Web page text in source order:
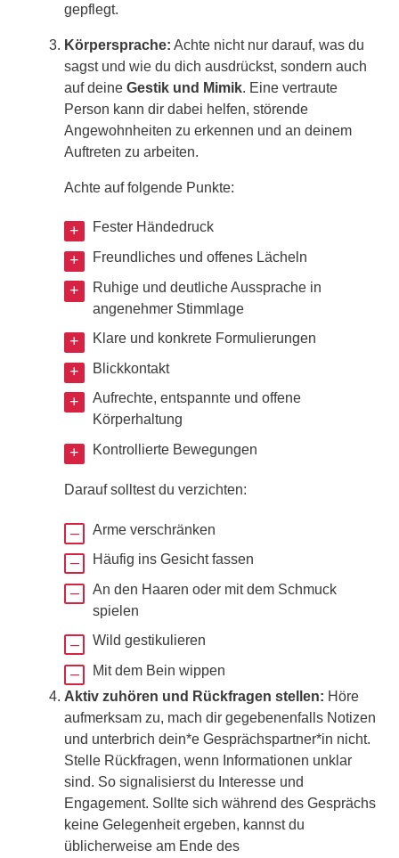
gepflegt.
Körpersprache: Achte nicht nur darauf, was du
sagst und wie du dich ausdrückst, sondern auch
auf deine Gestik und Mimik. Eine vertraute
Person kann dir dabei helfen, störende
Angewohnheiten zu erkennen und an deinem
Auftreten zu arbeiten.
Achte auf folgende Punkte:
Fester Händedruck
Freundliches und offenes Lächeln
Ruhige und deutliche Aussprache in
angenehmer Stimmlage
Klare und konkrete Formulierungen
Blickkontakt
Aufrechte, entspannte und offene
Körperhaltung
Kontrollierte Bewegungen
Darauf solltest du verzichten:
Arme verschränken
Häufig ins Gesicht fassen
An den Haaren oder mit dem Schmuck
spielen
Wild gestikulieren
Mit dem Bein wippen
Aktiv zuhören und Rückfragen stellen: Höre
aufmerksam zu, mach dir gegebenenfalls Notizen
und unterbrich dein*e Gesprächspartner*in nicht.
Stelle Rückfragen, wenn Informationen unklar
sind. So signalisierst du Interesse und
Engagement. Sollte sich während des Gesprächs
keine Gelegenheit ergeben, kannst du
üblicherweise am Ende des